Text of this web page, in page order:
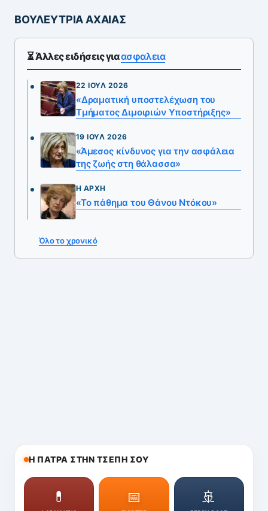
ΒΟΥΛΕΥΤΡΙΑ ΑΧΑΙΑΣ
⏳ Άλλες ειδήσεις γιαασφαλεια
22 ΙΟΎΛ 2026
«Δραματική υποστελέχωση του
Τμήματος Διμοιριών Υποστήριξης»
19 ΙΟΎΛ 2026
«Άμεσος κίνδυνος για την ασφάλεια
της ζωής στη θάλασσα»
Η ΑΡΧΉ
«Το πάθημα του Θάνου Ντόκου»
Όλο το χρονικό
Η ΠΑΤΡΑ ΣΤΗΝ ΤΣΕΠΗ ΣΟΥ
💊 📅 🚢